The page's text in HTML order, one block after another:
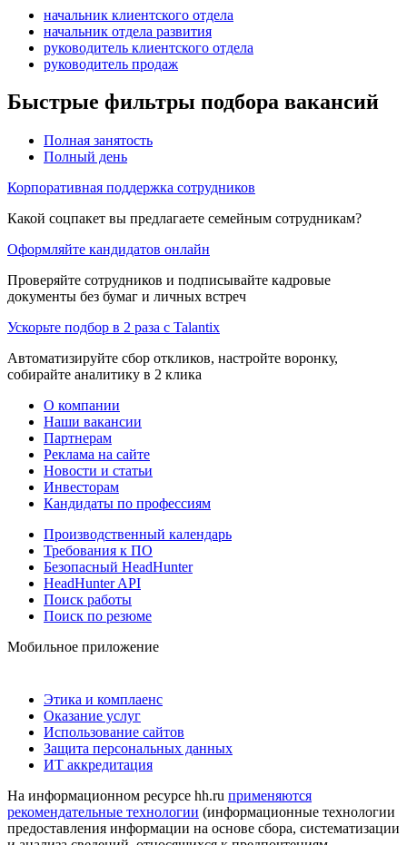
начальник клиентского отдела
начальник отдела развития
руководитель клиентского отдела
руководитель продаж
Быстрые фильтры подбора вакансий
Полная занятость
Полный день
Корпоративная поддержка сотрудников
Какой соцпакет вы предлагаете семейным сотрудникам?
Оформляйте кандидатов онлайн
Проверяйте сотрудников и подписывайте кадровые
документы без бумаг и личных встреч
Ускорьте подбор в 2 раза с Talantix
Автоматизируйте сбор откликов, настройте воронку,
собирайте аналитику в 2 клика
О компании
Наши вакансии
Партнерам
Реклама на сайте
Новости и статьи
Инвесторам
Кандидаты по профессиям
Производственный календарь
Требования к ПО
Безопасный HeadHunter
HeadHunter API
Поиск работы
Поиск по резюме
Мобильное приложение
Этика и комплаенс
Оказание услуг
Использование сайтов
Защита персональных данных
ИТ аккредитация
На информационном ресурсе hh.ru применяются
рекомендательные технологии (информационные технологии
предоставления информации на основе сбора, систематизации